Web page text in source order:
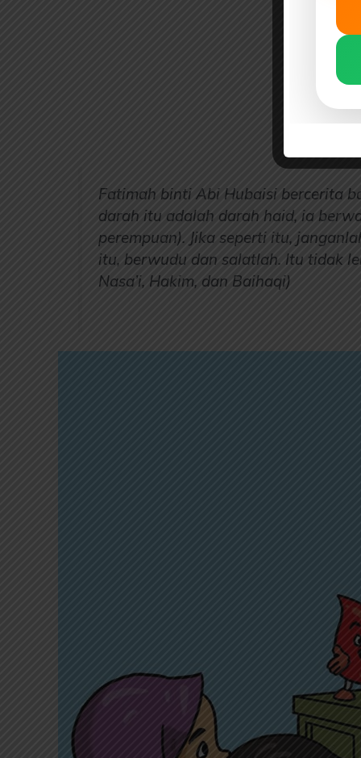
Fatimah binti Abi Hubaisi bercerita
darah itu adalah darah haid, ia
perempuan). Jika seperti itu,
itu, berwudu dan salatlah. Itu tidak
Nasa’i, Hakim, dan Baihaqi)